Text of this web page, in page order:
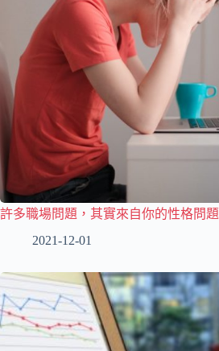
許多職場問題，其實來自你的性格問題
2021-12-01